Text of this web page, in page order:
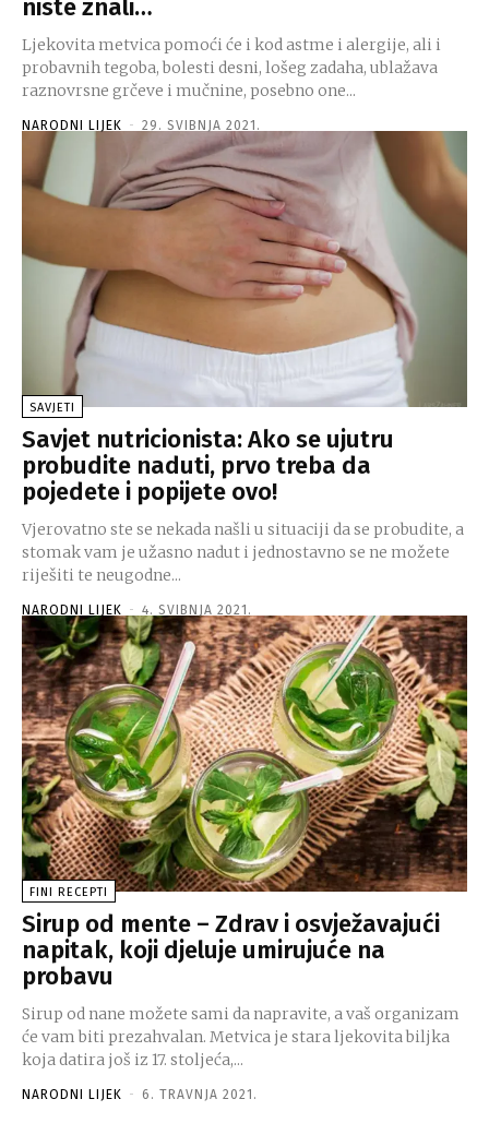
niste znali…
Ljekovita metvica pomoći će i kod astme i alergije, ali i
probavnih tegoba, bolesti desni, lošeg zadaha, ublažava
raznovrsne grčeve i mučnine, posebno one...
NARODNI LIJEK - 29. SVIBNJA 2021.
SAVJETI
Savjet nutricionista: Ako se ujutru
probudite naduti, prvo treba da
pojedete i popijete ovo!
Vjerovatno ste se nekada našli u situaciji da se probudite, a
stomak vam je užasno nadut i jednostavno se ne možete
riješiti te neugodne...
NARODNI LIJEK - 4. SVIBNJA 2021.
FINI RECEPTI
Sirup od mente – Zdrav i osvježavajući
napitak, koji djeluje umirujuće na
probavu
Sirup od nane možete sami da napravite, a vaš organizam
će vam biti prezahvalan. Metvica je stara ljekovita biljka
koja datira još iz 17. stoljeća,...
NARODNI LIJEK - 6. TRAVNJA 2021.